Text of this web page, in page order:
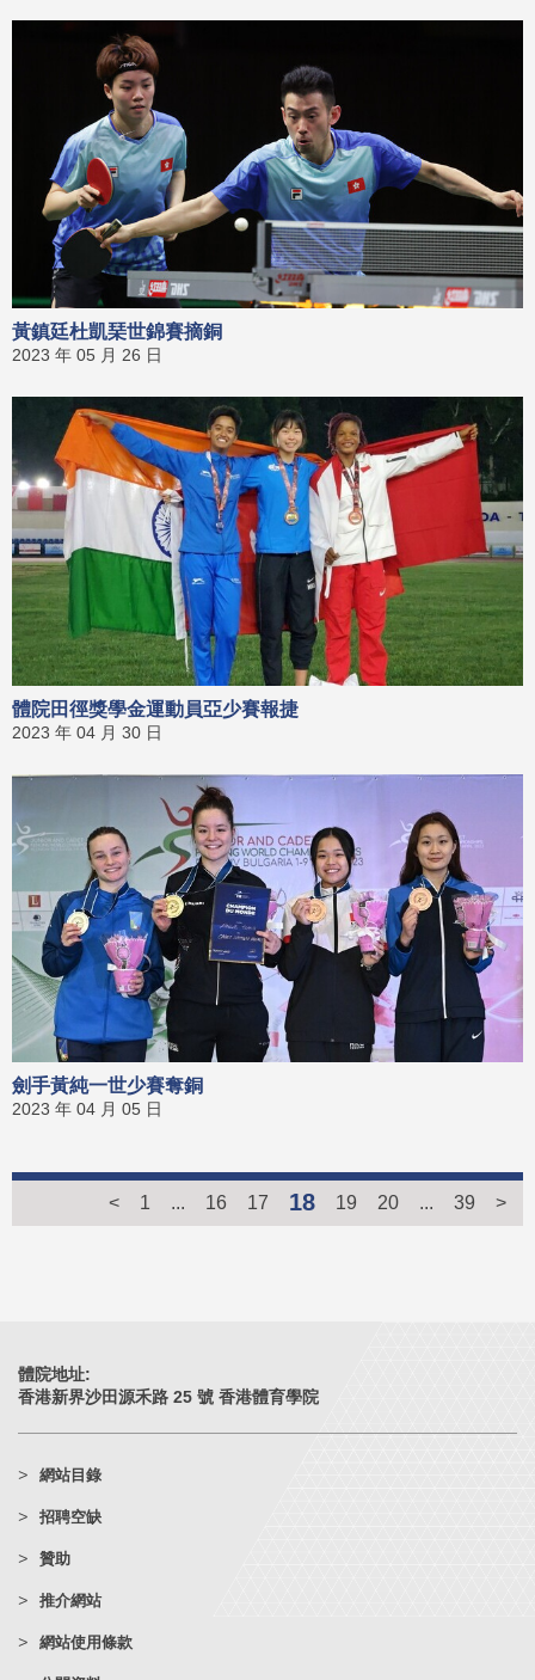
黃鎮廷杜凱琹世錦賽摘銅
2023 年 05 月 26 日
體院田徑獎學金運動員亞少賽報捷
2023 年 04 月 30 日
劍手黃純一世少賽奪銅
2023 年 04 月 05 日
< 1 ... 16 17 18 19 20 ... 39 >
體院地址:
香港新界沙田源禾路 25 號 香港體育學院
網站目錄
招聘空缺
贊助
推介網站
網站使用條款